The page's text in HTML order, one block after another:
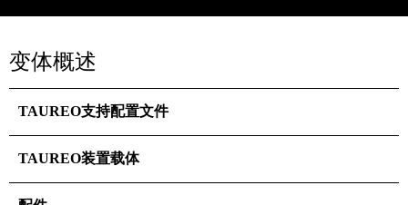
变体概述
TAUREO支持配置文件
TAUREO装置载体